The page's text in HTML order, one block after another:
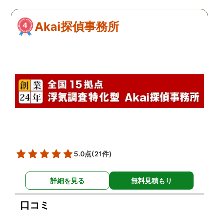
しろ最初の相談の段階が
Akai探偵事務所
5.0点(21件)
詳細を見る 無料見積もり
口コミ